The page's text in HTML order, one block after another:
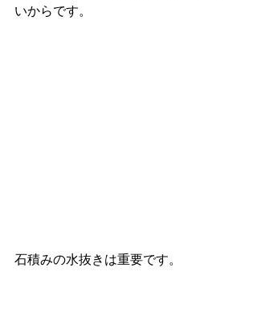
いからです。
石積みの水抜きは重要です。